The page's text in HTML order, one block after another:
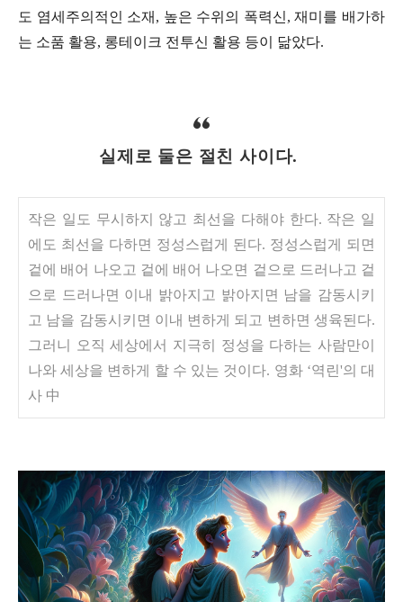
도 염세주의적인 소재, 높은 수위의 폭력신, 재미를 배가하
는 소품 활용, 롱테이크 전투신 활용 등이 닮았다.
실제로 둘은 절친 사이다.
작은 일도 무시하지 않고 최선을 다해야 한다. 작은 일
에도 최선을 다하면 정성스럽게 된다. 정성스럽게 되면
겉에 배어 나오고 겉에 배어 나오면 겉으로 드러나고 겉
으로 드러나면 이내 밝아지고 밝아지면 남을 감동시키
고 남을 감동시키면 이내 변하게 되고 변하면 생육된다.
그러니 오직 세상에서 지극히 정성을 다하는 사람만이
나와 세상을 변하게 할 수 있는 것이다. 영화 ‘역린'의 대
사 中